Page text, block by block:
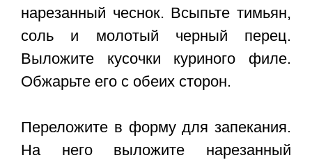
нарезанный чеснок. Всыпьте тимьян,
соль и молотый черный перец.
Выложите кусочки куриного филе.
Обжарьте его с обеих сторон.
Переложите в форму для запекания.
На него выложите нарезанный